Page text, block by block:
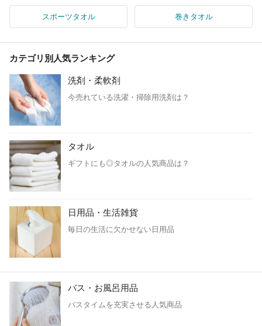
スポーツタオル 巻きタオル
カテゴリ別人気ランキング
洗剤・柔軟剤
今売れている洗濯・掃除用洗剤は？
タオル
ギフトにも◎タオルの人気商品は？
日用品・生活雑貨
毎日の生活に欠かせない日用品
バス・お風呂用品
バスタイムを充実させる人気商品